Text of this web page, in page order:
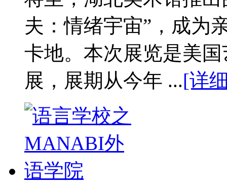
夫：情绪宇宙”，成为
卡地。本次展览是美
展，展期从今年 ...[详